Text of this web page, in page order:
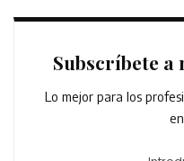
Subscríbete a
Lo mejor para los